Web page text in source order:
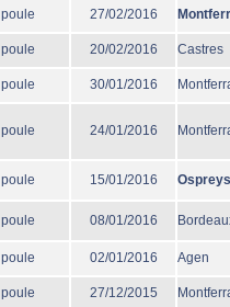
poule 27/02/2016
poule 20/02/2016 Castres
poule 30/01/2016
poule 24/01/2016
poule 15/01/2016 Ospreys
poule 08/01/2016
poule 02/01/2016 Agen
poule 27/12/2015